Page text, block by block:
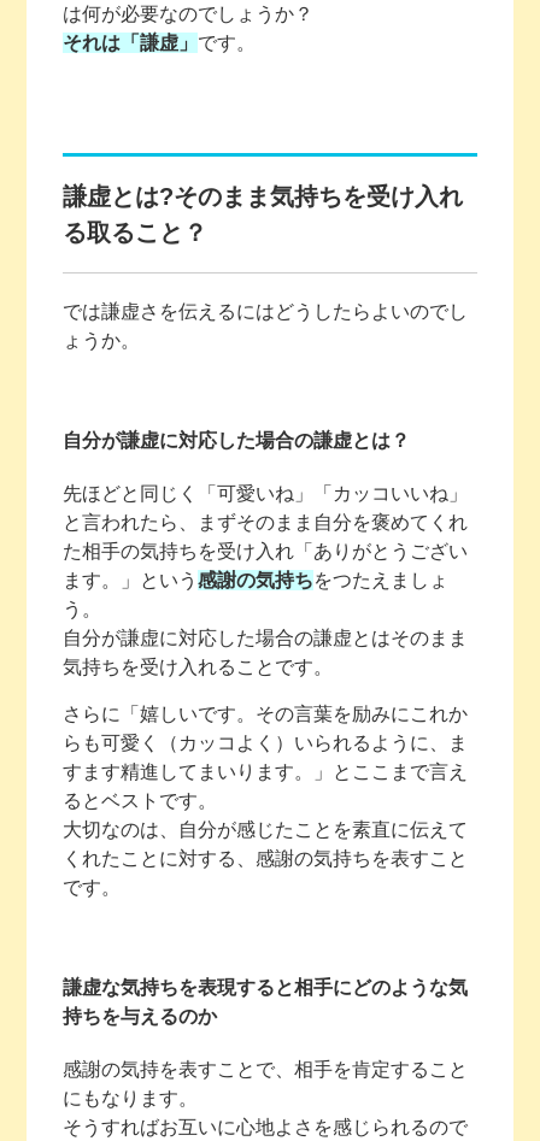
は何が必要なのでしょうか？
それは「謙虚」 です。
謙虚とは?そのまま気持ちを受け入れ
る取ること？
では謙虚さを伝えるにはどうしたらよいのでし
ょうか。
自分が謙虚に対応した場合の謙虚とは？
先ほどと同じく「可愛いね」「カッコいいね」
と言われたら、まずそのまま自分を褒めてくれ
た相手の気持ちを受け入れ「ありがとうござい
ます。」という感謝の気持ちをつたえましょ
う。
自分が謙虚に対応した場合の謙虚とはそのまま
気持ちを受け入れることです。
さらに「嬉しいです。その言葉を励みにこれか
らも可愛く（カッコよく）いられるように、ま
すます精進してまいります。」とここまで言え
るとベストです。
大切なのは、自分が感じたことを素直に伝えて
くれたことに対する、感謝の気持ちを表すこと
です。
謙虚な気持ちを表現すると相手にどのような気
持ちを与えるのか
感謝の気持を表すことで、相手を肯定すること
にもなります。
そうすればお互いに心地よさを感じられるので